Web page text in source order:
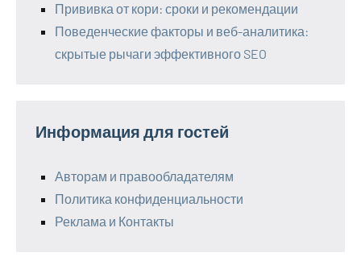
Прививка от кори: сроки и рекомендации
Поведенческие факторы и веб-аналитика:
скрытые рычаги эффективного SEO
Информация для гостей
Авторам и правообладателям
Политика конфиденциальности
Реклама и Контакты